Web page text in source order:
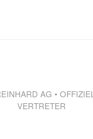
AG •
VERTRETER